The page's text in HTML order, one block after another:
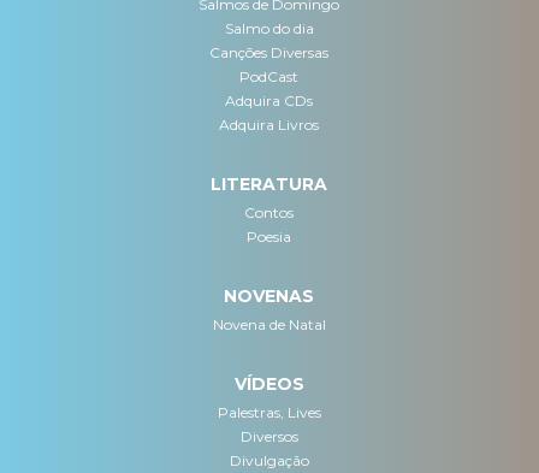
Salmos de Domingo
Salmo do dia
Canções Diversas
PodCast
Adquira CDs
Adquira Livros
LITERATURA
Contos
Poesia
NOVENAS
Novena de Natal
VÍDEOS
Palestras, Lives
Diversos
Divulgação